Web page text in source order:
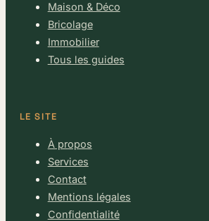
Maison & Déco
Bricolage
Immobilier
Tous les guides
LE SITE
À propos
Services
Contact
Mentions légales
Confidentialité